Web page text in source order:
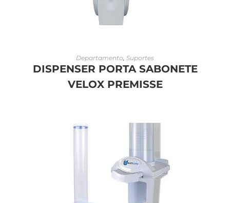
LEIA MAIS
Departamento, Suportes
DISPENSER PORTA SABONETE
VELOX PREMISSE